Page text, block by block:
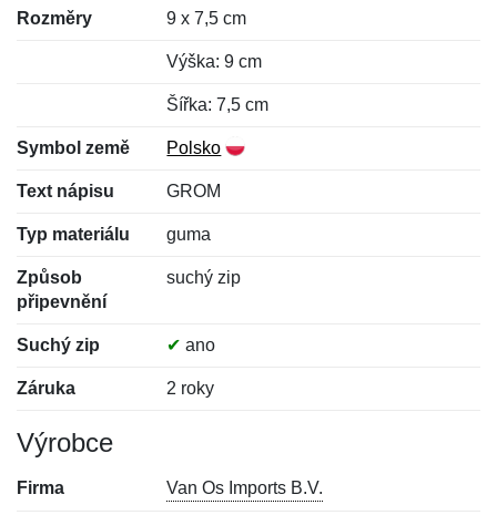
Rozměry 9 x 7,5 cm
Výška: 9 cm
Šířka: 7,5 cm
Symbol země Polsko
Text nápisu GROM
Typ materiálu guma
Způsob
připevnění
suchý zip
Suchý zip ✔ ano
Záruka 2 roky
Výrobce
Firma Van Os Imports B.V.